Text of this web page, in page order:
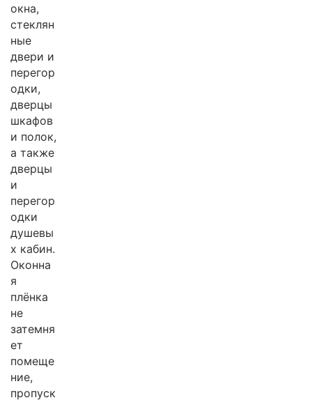
окна,
стеклян
ные
двери и
перегор
одки,
дверцы
шкафов
и полок,
а также
дверцы
и
перегор
одки
душевы
х кабин.
Оконна
я
плёнка
не
затемня
ет
помеще
ние,
пропуск